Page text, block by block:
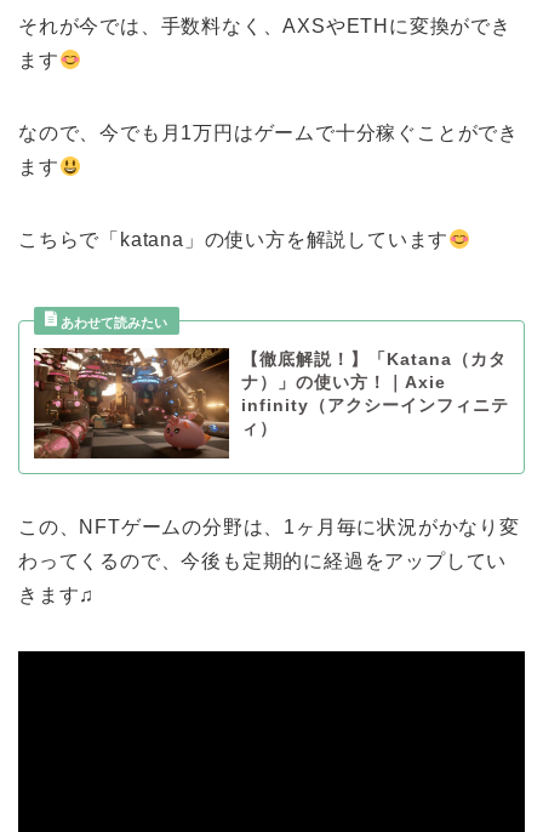
それが今では、手数料なく、AXSやETHに変換ができ
ます
なので、今でも月1万円はゲームで十分稼ぐことができ
ます
こちらで「katana」の使い方を解説しています
【徹底解説！】「Katana（カタ
ナ）」の使い方！｜Axie
infinity（アクシーインフィニテ
ィ）
この、NFTゲームの分野は、1ヶ月毎に状況がかなり変
わってくるので、今後も定期的に経過をアップしてい
きます♫